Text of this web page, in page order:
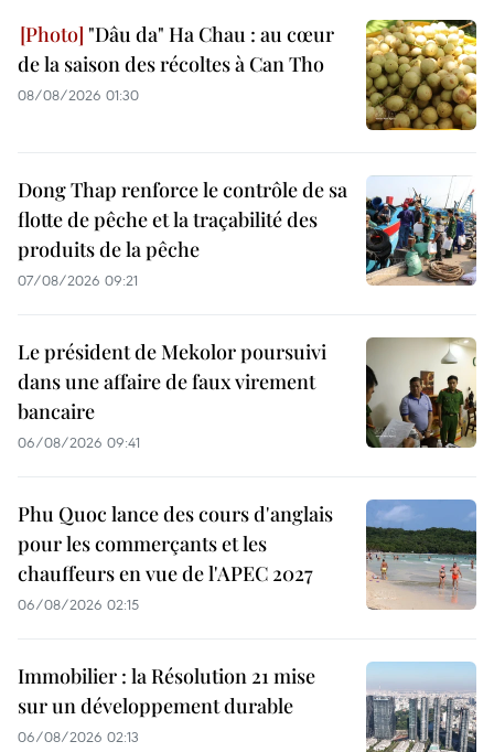
"Dâu da" Ha Chau : au cœur
de la saison des récoltes à Can Tho
08/08/2026 01:30
Dong Thap renforce le contrôle de sa
flotte de pêche et la traçabilité des
produits de la pêche
07/08/2026 09:21
Le président de Mekolor poursuivi
dans une affaire de faux virement
bancaire
06/08/2026 09:41
Phu Quoc lance des cours d'anglais
pour les commerçants et les
chauffeurs en vue de l'APEC 2027
06/08/2026 02:15
Immobilier : la Résolution 21 mise
sur un développement durable
06/08/2026 02:13